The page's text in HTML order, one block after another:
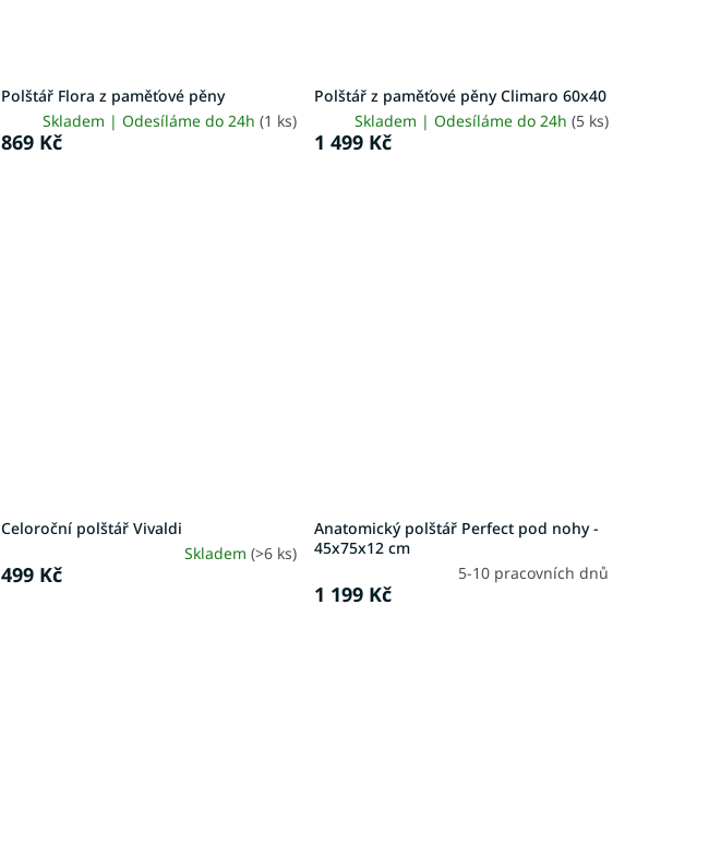
Polštář Flora z paměťové pěny
Skladem | Odesíláme do 24h (1 ks)
869 Kč
Polštář z paměťové pěny Climaro 60x40
Skladem | Odesíláme do 24h (5 ks)
1 499 Kč
Celoroční polštář Vivaldi
Skladem (>6 ks)
499 Kč
Anatomický polštář Perfect pod nohy -
45x75x12 cm
5-10 pracovních dnů
1 199 Kč